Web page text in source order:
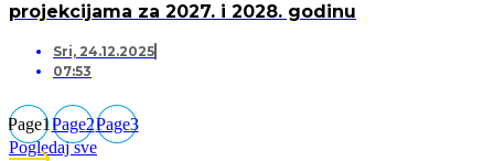
projekcijama za 2027. i 2028. godinu
Sri, 24.12.2025
07:53
Page1Page2Page3
Pogledaj sve